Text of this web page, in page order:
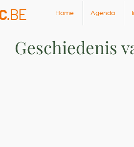
.BE Home Agenda
Geschiedenis